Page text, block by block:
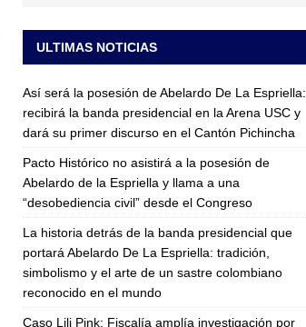
ULTIMAS NOTICIAS
Así será la posesión de Abelardo De La Espriella:
recibirá la banda presidencial en la Arena USC y
dará su primer discurso en el Cantón Pichincha
Pacto Histórico no asistirá a la posesión de
Abelardo de la Espriella y llama a una
“desobediencia civil” desde el Congreso
La historia detrás de la banda presidencial que
portará Abelardo De La Espriella: tradición,
simbolismo y el arte de un sastre colombiano
reconocido en el mundo
Caso Lili Pink: Fiscalía amplía investigación por